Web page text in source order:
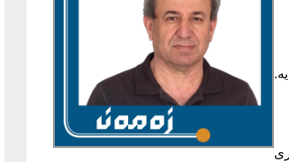
زمان هەیە.